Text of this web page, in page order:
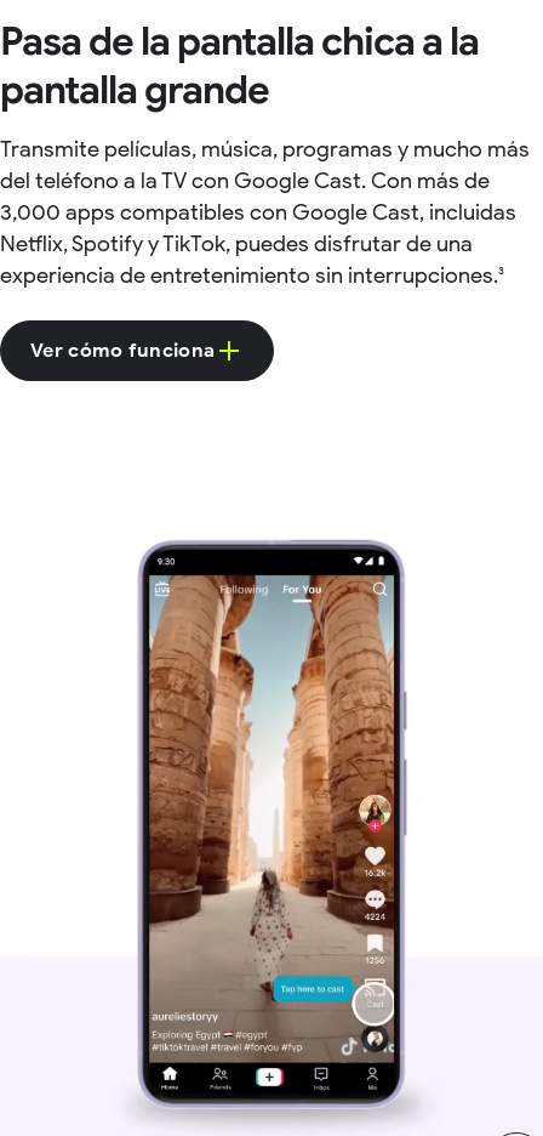
Pasa de la pantalla chica a la
pantalla grande
Transmite películas, música, programas y mucho más
del teléfono a la TV con Google Cast. Con más de
3,000 apps compatibles con Google Cast, incluidas
Netflix, Spotify y TikTok, puedes disfrutar de una
experiencia de entretenimiento sin interrupciones.3
Ver cómo funciona